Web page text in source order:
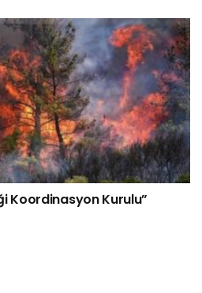
Koordinasyon Kurulu”